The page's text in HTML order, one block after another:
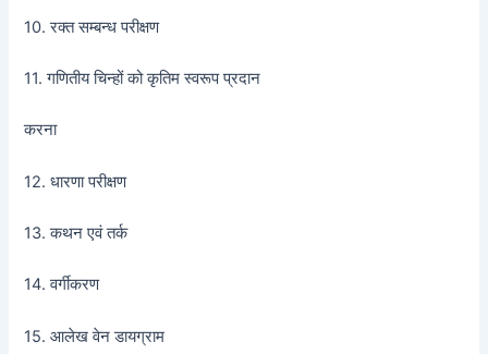
10. रक्त सम्बन्ध परीक्षण
11. गणितीय चिन्हों को कृतिम स्वरूप प्रदान
करना
12. धारणा परीक्षण
13. कथन एवं तर्क
14. वर्गीकरण
15. आलेख वेन डायग्राम